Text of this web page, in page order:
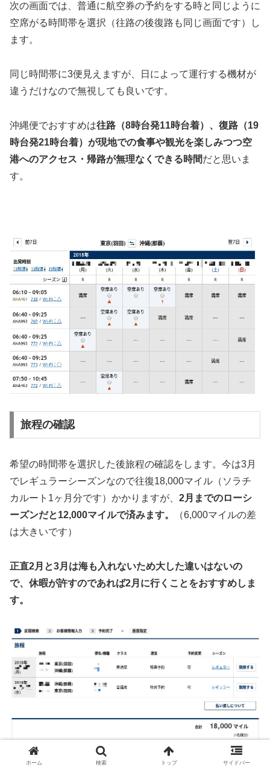
次の画面では、普通に航空券の予約をする時と同じように
空席がる時間帯を選択（往路の後復路も同じ画面です）し
ます。
同じ時間帯に3便見えますが、日によって運行する機材が
違うだけなので無視しても良いです。
沖縄便でおすすめは往路（8時台発11時台着）、復路（19
時台発21時台着）が現地での食事や観光を楽しみつつ空
港へのアクセス・帰路が無理なくできる時間だと思いま
す。
旅程の確認
希望の時間帯を選択した後旅程の確認をします。今は3月
でレギュラーシーズンなので往復18,000マイル（ソラチ
カルート1ヶ月分です）かかりますが、 2月までのローシ
ーズンだと12,000マイルで済みます。
（6,000マイルの差
は大きいです）
正直2月と3月は海も入れないため大した違いはないの
で、休暇が許すのであれば2月に行くことをおすすめしま
す。
ホーム 検索 トップ サイドバー